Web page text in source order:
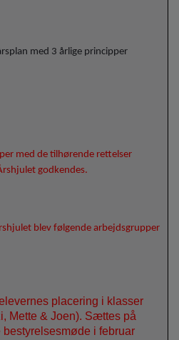
med 3 årlige principper
med de tilhørende rettelser
godkendes.
blev følgende arbejdsgrupper
placering i klasser
Mette & Joen). Sættes på
bestyrelsesmøde i februar